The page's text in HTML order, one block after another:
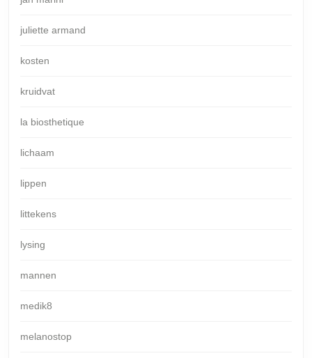
juliette armand
kosten
kruidvat
la biosthetique
lichaam
lippen
littekens
lysing
mannen
medik8
melanostop